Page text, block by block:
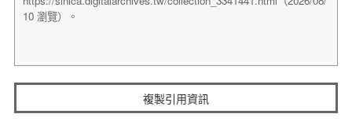
複製引用資訊